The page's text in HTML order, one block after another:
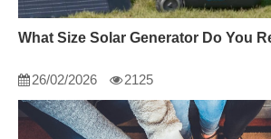
What Size Solar Generator Do You
26/02/2026 2125